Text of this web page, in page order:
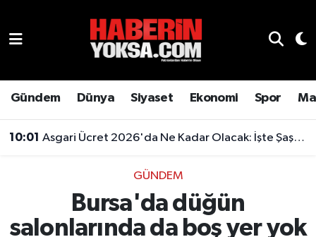
Gündem Dünya Siyaset Ekonomi Spor
10:01 Asgari Ücret 2026'da Ne Kadar Olacak: İşte Şaşırtan Rakam
GÜNDEM
Bursa'da düğün
salonlarında da boş yer yok
Genel
Gündem
Hava Durumu
Son Dakika Haberleri
Haber Arşivi